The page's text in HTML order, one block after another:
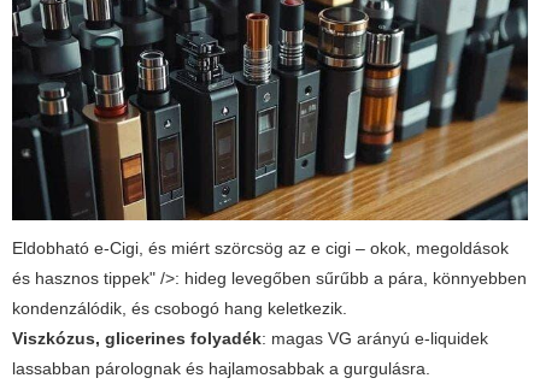
Eldobható e-Cigi, és miért szörcsög az e cigi – okok, megoldások
és hasznos tippek" />: hideg levegőben sűrűbb a pára, könnyebben
kondenzálódik, és csobogó hang keletkezik.
Viszkózus, glicerines folyadék: magas VG arányú e-liquidek
lassabban párolognak és hajlamosabbak a gurgulásra.